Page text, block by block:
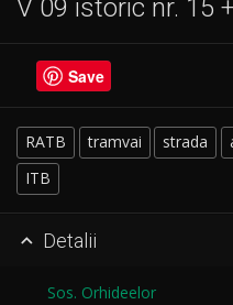
V 09 istoric nr. 15
Save
RATB tramvai strada
ITB
 Detalii
Sos. Orhideelor